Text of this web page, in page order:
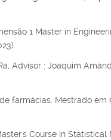
1 Master in
Advisor : Joaquim
farmácias. Mestrado em
Course in Statistical